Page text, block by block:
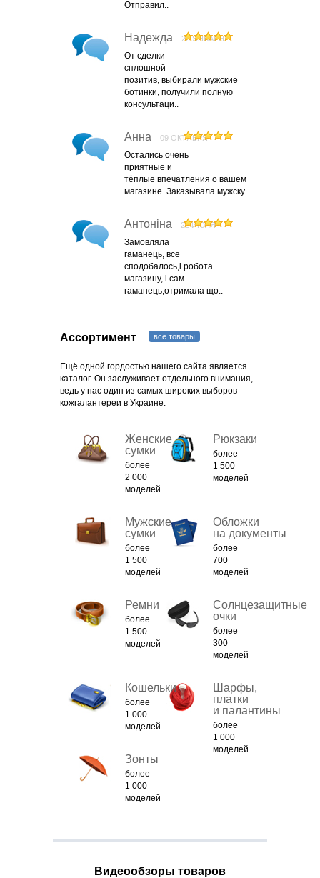
Отправил..
Надежда 20 ЯНВАРЯ
От сделки
сплошной
позитив, выбирали мужские
ботинки, получили полную
консультаци..
Анна 09 ОКТЯБРЯ
Остались очень
приятные и
тёплые впечатления о вашем
магазине. Заказывала мужску..
Антоніна 22 ИЮЛЯ
Замовляла
гаманець, все
сподобалось,і робота
магазину, і сам
гаманець,отримала що..
Ассортимент все товары
Ещё одной гордостью нашего сайта является
каталог. Он заслуживает отдельного внимания,
ведь у нас один из самых широких выборов
кожгалантереи в Украине.
Женские
сумки
более
2 000
моделей
Рюкзаки
более
1 500
моделей
Мужские
сумки
более
1 500
моделей
Обложки
на документы
более
700
моделей
Ремни
более
1 500
моделей
Солнцезащитные
очки
более
300
моделей
Кошельки
более
1 000
моделей
Шарфы,
платки
и палантины
более
1 000
моделей
Зонты
более
1 000
моделей
Видеообзоры товаров